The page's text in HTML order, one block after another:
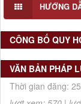
HƯỚNG
CÔNG BỐ QUY
VĂN BẢN PHÁP
lượt xem: 1235 |
Quyết định số
tin, tuyên truyền
Hà Nội năm 2025
Thời gian đăng:
lượt xem: 570 |